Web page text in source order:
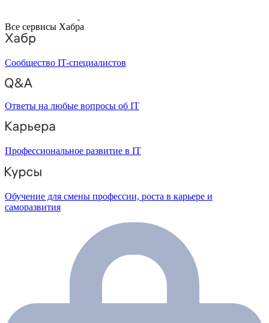
Все сервисы Хабра
Сообщество IT-специалистов
Ответы на любые вопросы об IT
Профессиональное развитие в IT
Обучение для смены профессии, роста в карьере и
саморазвития